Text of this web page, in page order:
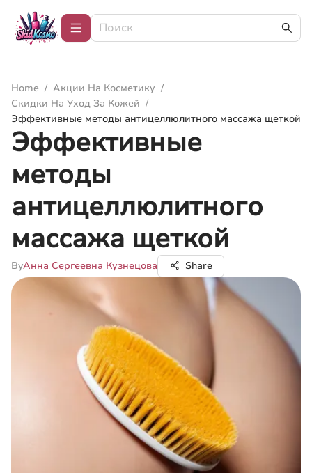
Home / Акции На Косметику /
Скидки На Уход За Кожей /
Эффективные методы антицеллюлитного массажа щеткой
Эффективные
методы
антицеллюлитного
массажа щеткой
ByАнна Сергеевна Кузнецова Share